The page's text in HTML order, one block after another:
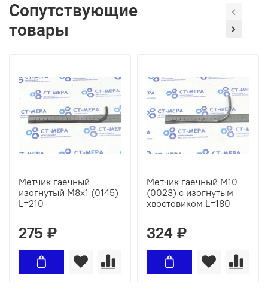
Сопутствующие
товары
Метчик гаечный
изогнутый М8х1 (0145)
L=210
275 ₽
Метчик гаечный М10
(0023) с изогнутым
хвостовиком L=180
324 ₽